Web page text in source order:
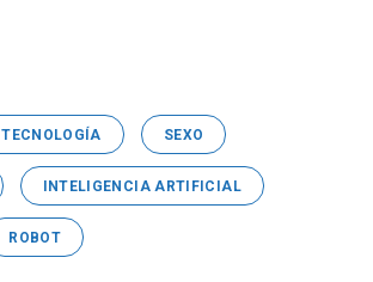
TECNOLOGÍA SEXO
INTELIGENCIA ARTIFICIAL
ROBOT